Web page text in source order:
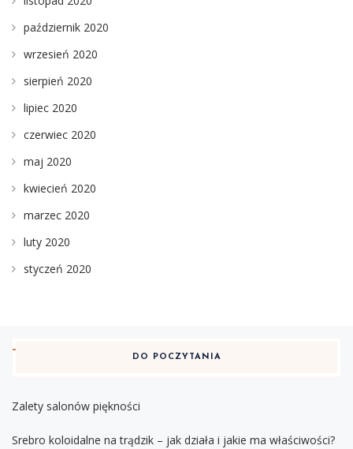
październik 2020
wrzesień 2020
sierpień 2020
lipiec 2020
czerwiec 2020
maj 2020
kwiecień 2020
marzec 2020
luty 2020
styczeń 2020
DO POCZYTANIA
Zalety salonów piękności
Srebro koloidalne na trądzik – jak działa i jakie ma właściwości?